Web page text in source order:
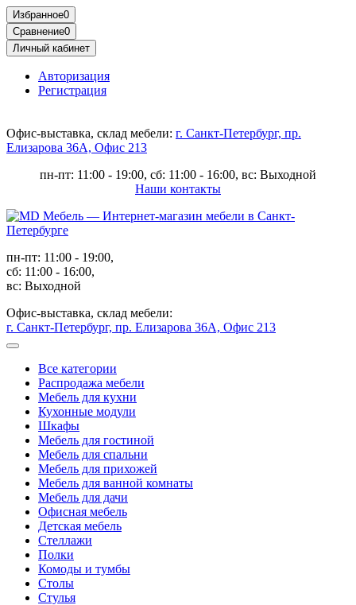
Избранное0
Сравнение0
Личный кабинет
Авторизация
Регистрация
Офис-выставка, склад мебели: г. Санкт-Петербург, пр.
Елизарова 36А, Офис 213
пн-пт: 11:00 - 19:00, сб: 11:00 - 16:00, вс: Выходной
Наши контакты
пн-пт: 11:00 - 19:00,
сб: 11:00 - 16:00,
вс: Выходной
Офис-выставка, склад мебели:
г. Санкт-Петербург, пр. Елизарова 36А, Офис 213
Все категории
Распродажа мебели
Мебель для кухни
Кухонные модули
Шкафы
Мебель для гостиной
Мебель для спальни
Мебель для прихожей
Мебель для ванной комнаты
Мебель для дачи
Офисная мебель
Детская мебель
Стеллажи
Полки
Комоды и тумбы
Столы
Стулья